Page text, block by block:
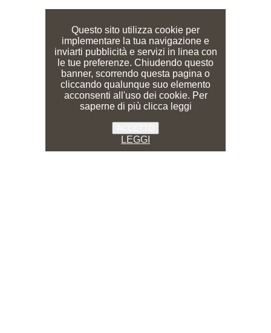
Questo sito utilizza cookie per
implementare la tua navigazione e
inviarti pubblicità e servizi in linea con
le tue preferenze. Chiudendo questo
banner, scorrendo questa pagina o
cliccando qualunque suo elemento
acconsenti all'uso dei cookie. Per
saperne di più clicca leggi
LEGGI